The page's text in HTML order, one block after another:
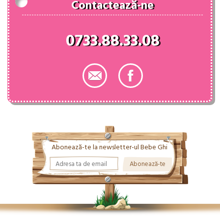
Contactează-ne
0733.88.33.08
Abonează-te la newsletter-ul Bebe Ghi